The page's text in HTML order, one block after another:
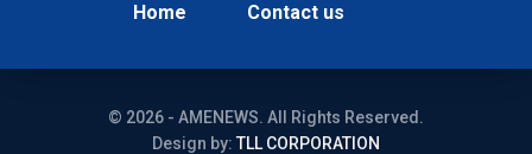
Home Contact us
© 2026 - AMENEWS. All Rights Reserved.
Design by: TLL CORPORATION